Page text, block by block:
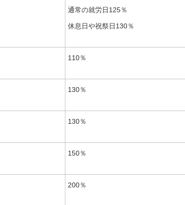
通常の就労日125％
休息日や祝祭日130％
110％
130％
130％
150％
200％